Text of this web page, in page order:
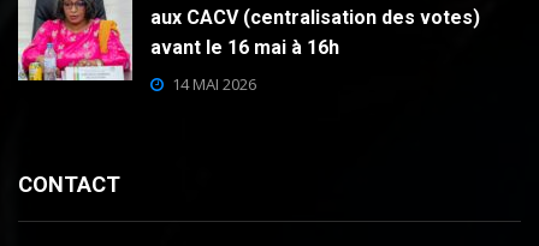
aux CACV (centralisation des votes)
avant le 16 mai à 16h
14 MAI 2026
CONTACT